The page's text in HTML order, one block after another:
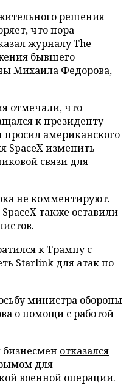
решения
что пора
журналуThe
бывшего
Михаила Федорова,
отмечали, что
к президенту
американского
SpaceX изменить
связи для
не комментируют.
также оставили
к Трампу с
Starlink для атак по
министра обороны
о помощи с работой
бизнесмен отказался
для
военной операции.